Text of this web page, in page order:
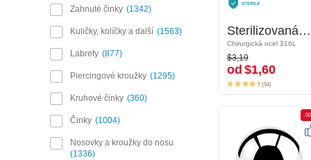
Zahnuté činky 1342
Kuličky, kolíčky a další 1563
Labrety 877
Piercingové kroužky 1295
Kruhové činky 360
Činky 1004
Nosovky a kroužky do nosu
1336
Sterilizovaná piercingová jehla
Chirurgická ocel 316L
$3,19
od$1,60
Sterilizovaná piercingová jehla
Chirurgická ocel 316L
$3,19
od $1,60
(54)
-50%
-